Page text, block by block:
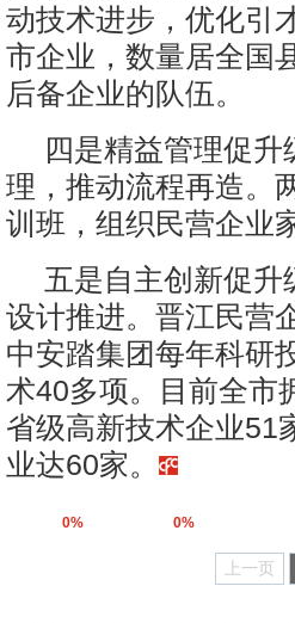
动技术进步，优化引
市企业，数量居全国
后备企业的队伍。
四是精益管理促
理，推动流程再造。
训班，组织民营企业
五是自主创新促
设计推进。晋江民营
中安踏集团每年科研
术40多项。目前全市
省级高新技术企业51
业达60家。
0% 0%
上一页